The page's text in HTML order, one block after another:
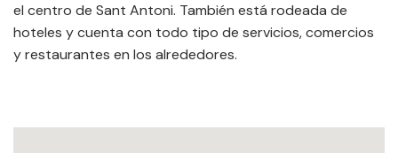
el centro de Sant Antoni. También está rodeada de
hoteles y cuenta con todo tipo de servicios, comercios
y restaurantes en los alrededores.